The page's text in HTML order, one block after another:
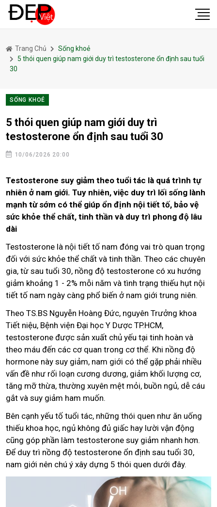
Trang Chủ
Sống khoẻ
5 thói quen giúp nam giới duy trì testosterone ổn định sau tuổi
30
SỐNG KHOẺ
5 thói quen giúp nam giới duy trì
testosterone ổn định sau tuổi 30
10/06/2026 20:00
Testosterone suy giảm theo tuổi tác là quá trình tự
nhiên ở nam giới. Tuy nhiên, việc duy trì lối sống lành
mạnh từ sớm có thể giúp ổn định nội tiết tố, bảo vệ
sức khỏe thể chất, tinh thần và duy trì phong độ lâu
dài
Testosterone là nội tiết tố nam đóng vai trò quan trọng
đối với sức khỏe thể chất và tinh thần. Theo các chuyên
gia, từ sau tuổi 30, nồng độ testosterone có xu hướng
giảm khoảng 1 - 2% mỗi năm và tình trạng thiếu hụt nội
tiết tố nam ngày càng phổ biến ở nam giới trung niên.
Theo TS.BS Nguyễn Hoàng Đức, nguyên Trưởng khoa
Tiết niệu, Bệnh viện Đại học Y Dược TP.HCM,
testosterone được sản xuất chủ yếu tại tinh hoàn và
theo máu đến các cơ quan trong cơ thể. Khi nồng độ
hormone này suy giảm, nam giới có thể gặp phải nhiều
vấn đề như rối loạn cương dương, giảm khối lượng cơ,
tăng mỡ thừa, thường xuyên mệt mỏi, buồn ngủ, dễ cáu
gắt và suy giảm ham muốn.
Bên cạnh yếu tố tuổi tác, những thói quen như ăn uống
thiếu khoa học, ngủ không đủ giấc hay lười vận động
cũng góp phần làm testosterone suy giảm nhanh hơn.
Để duy trì nồng độ testosterone ổn định sau tuổi 30,
nam giới nên chú ý xây dựng 5 thói quen dưới đây.